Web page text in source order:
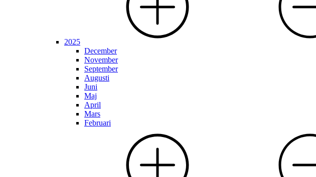
2025
December
November
September
Augusti
Juni
Maj
April
Mars
Februari